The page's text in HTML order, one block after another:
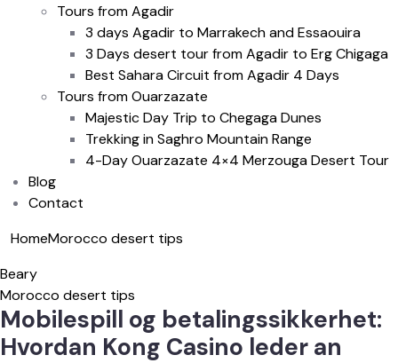
Tours from Agadir
3 days Agadir to Marrakech and Essaouira
3 Days desert tour from Agadir to Erg Chigaga
Best Sahara Circuit from Agadir 4 Days
Tours from Ouarzazate
Majestic Day Trip to Chegaga Dunes
Trekking in Saghro Mountain Range
4-Day Ouarzazate 4×4 Merzouga Desert Tour
Blog
Contact
HomeMorocco desert tips
Beary
Morocco desert tips
Mobilespill og betalingssikkerhet:
Hvordan Kong Casino leder an